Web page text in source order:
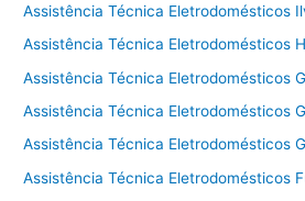
Assistência Técnica Eletrodomésticos
Assistência Técnica Eletrodomésticos
Assistência Técnica Eletrodomésticos
Assistência Técnica Eletrodomésticos
Assistência Técnica Eletrodomésticos
Assistência Técnica Eletrodomésticos